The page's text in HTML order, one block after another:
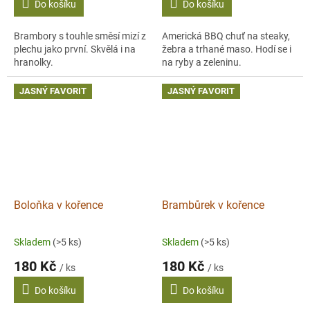
Do košíku
Brambory s touhle směsí mizí z
plechu jako první. Skvělá i na
hranolky.
Do košíku
Americká BBQ chuť na steaky,
žebra a trhané maso. Hodí se i
na ryby a zeleninu.
JASNÝ FAVORIT
Boloňka v kořence
Skladem (>5 ks)
180 Kč / ks
Do košíku
JASNÝ FAVORIT
Brambůrek v kořence
Skladem (>5 ks)
180 Kč / ks
Do košíku